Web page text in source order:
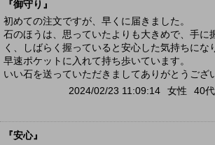
『御守り』
初めての注文ですが、早くに届きました。
石のほうは、思っていたよりも大きめで、手に
く、しばらく握っていると安心した気持ちにな
早速ポケットに入れて持ち歩いています。
いい石を送っていただきましてありがとうござ
40代
女性
2024/02/23 11:09:14
『安心』